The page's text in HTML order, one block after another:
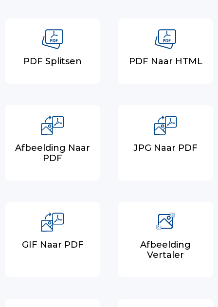
PDF Splitsen PDF Naar HTML
Afbeelding Naar
PDF
JPG Naar PDF
GIF Naar PDF
Afbeelding
Vertaler